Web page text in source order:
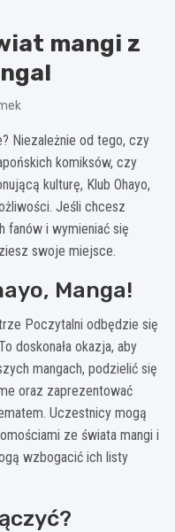
mangi z
Niezależnie od tego, czy
komiksów, czy
kulturę, Klub Ohayo,
Jeśli chcesz
fanów i wymieniać się
swoje miejsce.
Manga!
Poczytalni odbędzie się
doskonała okazja, aby
mangach, podzielić się
oraz zaprezentować
Uczestnicy mogą
ze świata mangi i
wzbogacić ich listy